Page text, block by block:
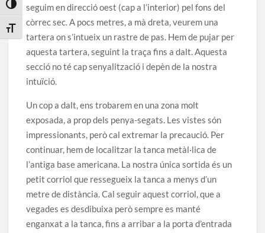
Toggle High Contrast
Toggle Font size
seguim en direcció oest (cap a l’interior) pel fons del
còrrec sec. A pocs metres, a mà dreta, veurem una
tartera on s’intueix un rastre de pas. Hem de pujar per
aquesta tartera, seguint la traça fins a dalt. Aquesta
secció no té cap senyalització i depèn de la nostra
intuïció.
Un cop a dalt, ens trobarem en una zona molt
exposada, a prop dels penya-segats. Les vistes són
impressionants, però cal extremar la precaució. Per
continuar, hem de localitzar la tanca metàl·lica de
l’antiga base americana. La nostra única sortida és un
petit corriol que ressegueix la tanca a menys d’un
metre de distància. Cal seguir aquest corriol, que a
vegades es desdibuixa però sempre es manté
enganxat a la tanca, fins a arribar a la porta d’entrada